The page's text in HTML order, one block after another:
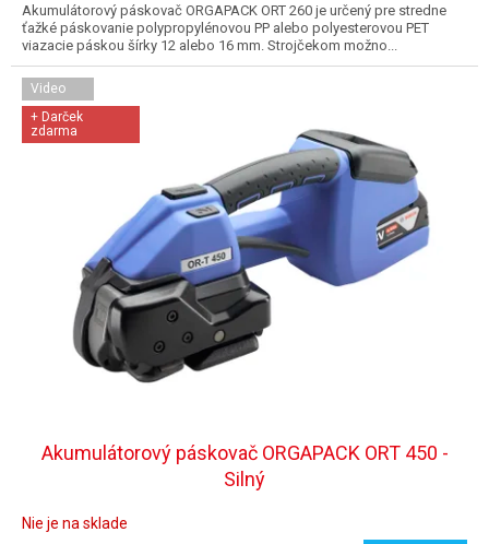
Akumulátorový páskovač ORGAPACK ORT 260 je určený pre stredne
ťažké páskovanie polypropylénovou PP alebo polyesterovou PET
viazacie páskou šírky 12 alebo 16 mm. Strojčekom možno...
Video
+ Darček
zdarma
Akumulátorový páskovač ORGAPACK ORT 450 -
Silný
Nie je na sklade